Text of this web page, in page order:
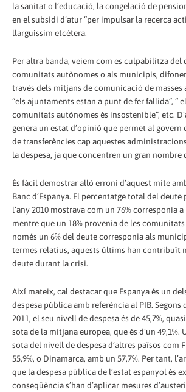
la sanitat o l’educació, la congelació de
en el subsidi d’atur “per impulsar la recerca
llarguíssim etcètera.
Per altra banda, veiem com es culpabilitza del
comunitats autònomes o als municipis,
través dels mitjans de comunicació de
“els ajuntaments estan a punt de fer fallida”, “
comunitats autònomes és insostenible”, etc.
genera un estat d’opinió que permet al
de transferències cap aquestes
la despesa, ja que concentren un gran nombre
És fàcil demostrar allò erroni d’aquest mite
Banc d’Espanya. El percentatge total del
l’any 2010 mostrava com un 76% corresponia a
mentre que un 18% provenia de les
només un 6% del deute corresponia als
termes relatius, aquests últims han contribuït
deute durant la crisi.
Així mateix, cal destacar que Espanya és un
despesa pública amb referència al PIB. Segons
2011, el seu nivell de despesa és de 45,7%,
sota de la mitjana europea, que és d’un 49,1%.
sota del nivell de despesa d’altres països com
55,9%, o Dinamarca, amb un 57,7%. Per tant,
que la despesa pública de l’estat espanyol és
conseqüència s’han d’aplicar mesures